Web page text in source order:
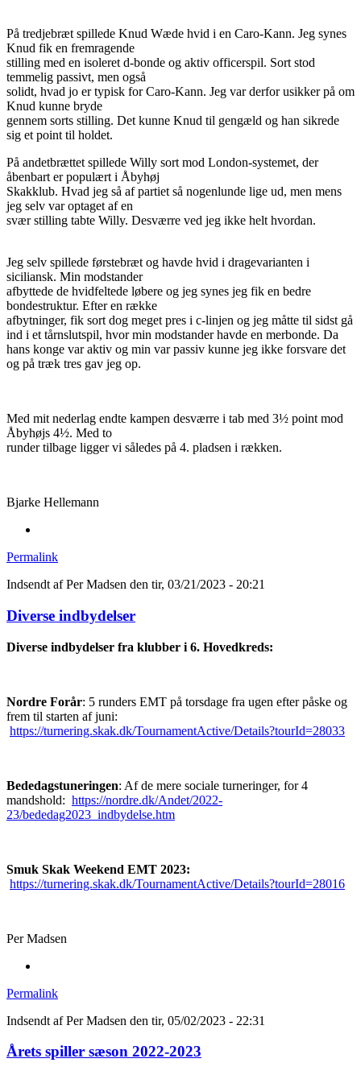
På tredjebræt spillede Knud Wæde hvid i en Caro-Kann. Jeg synes
Knud fik en fremragende
stilling med en isoleret d-bonde og aktiv officerspil. Sort stod
temmelig passivt, men også
solidt, hvad jo er typisk for Caro-Kann. Jeg var derfor usikker på om
Knud kunne bryde
gennem sorts stilling. Det kunne Knud til gengæld og han sikrede
sig et point til holdet.
På andetbrættet spillede Willy sort mod London-systemet, der
åbenbart er populært i Åbyhøj
Skakklub. Hvad jeg så af partiet så nogenlunde lige ud, men mens
jeg selv var optaget af en
svær stilling tabte Willy. Desværre ved jeg ikke helt hvordan.
Jeg selv spillede førstebræt og havde hvid i dragevarianten i
siciliansk. Min modstander
afbyttede de hvidfeltede løbere og jeg synes jeg fik en bedre
bondestruktur. Efter en række
afbytninger, fik sort dog meget pres i c-linjen og jeg måtte til sidst gå
ind i et tårnslutspil, hvor min modstander havde en merbonde. Da
hans konge var aktiv og min var passiv kunne jeg ikke forsvare det
og på træk tres gav jeg op.
Med mit nederlag endte kampen desværre i tab med 3½ point mod
Åbyhøjs 4½. Med to
runder tilbage ligger vi således på 4. pladsen i rækken.
Bjarke Hellemann
Permalink
Indsendt afPer Madsen den tir, 03/21/2023 - 20:21
Diverse indbydelser
Diverse indbydelser fra klubber i 6. Hovedkreds:
Nordre Forår: 5 runders EMT på torsdage fra ugen efter påske og
frem til starten af juni:
https://turnering.skak.dk/TournamentActive/Details?tourId=28033
Bededagstuneringen: Af de mere sociale turneringer, for 4
mandshold: https://nordre.dk/Andet/2022-
23/bededag2023_indbydelse.htm
Smuk Skak Weekend EMT 2023:
https://turnering.skak.dk/TournamentActive/Details?tourId=28016
Per Madsen
Permalink
Indsendt afPer Madsen den tir, 05/02/2023 - 22:31
Årets spiller sæson 2022-2023